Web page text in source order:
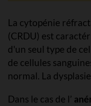
La cytopénie
(CRDU) est
d'un seul type de
de cellules
normal. La
Dans le cas de l’